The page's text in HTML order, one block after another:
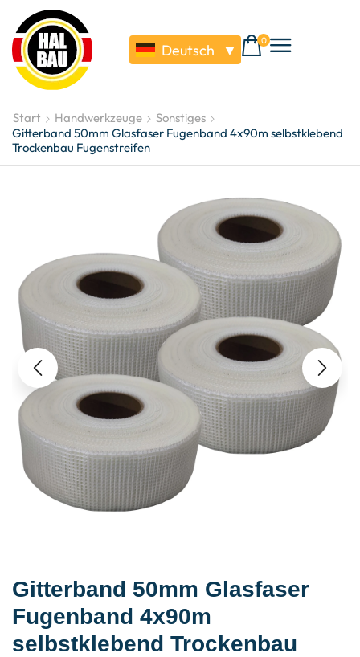
Deutsch ▼
0
Start Handwerkzeuge
Sonstiges
Gitterband 50mm Glasfaser Fugenband 4x90m selbstklebend
Trockenbau Fugenstreifen
Gitterband 50mm Glasfaser
Fugenband 4x90m
selbstklebend Trockenbau